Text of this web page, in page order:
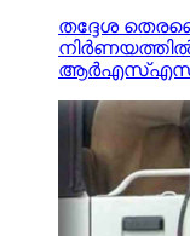
തദ്ദേശ
ആര്‍എസ്എസ്